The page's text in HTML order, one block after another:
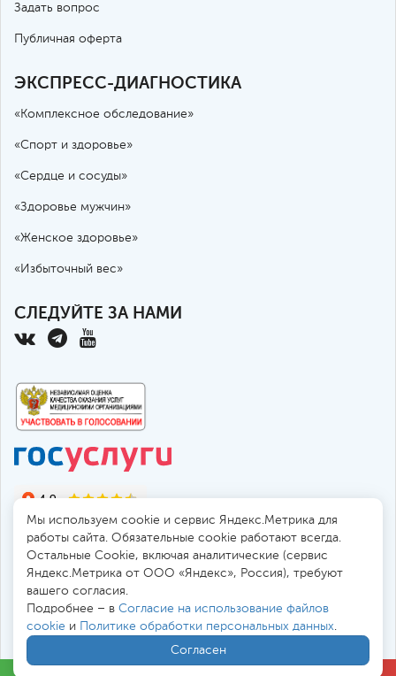
Задать вопрос
Публичная оферта
ЭКСПРЕСС-ДИАГНОСТИКА
«Комплексное обследование»
«Спорт и здоровье»
«Сердце и сосуды»
«Здоровье мужчин»
«Женское здоровье»
«Избыточный вес»
СЛЕДУЙТЕ ЗА НАМИ
194017, Россия, Санкт-Петербург, пр. Тореза 72
Безопасная работа черезSSL-соединение
Все ценыв . Мы принимаем к оплате:
Мы используем cookie и сервис Яндекс.Метрика для
работы сайта. Обязательные cookie работают всегда.
Остальные Сookie, включая аналитические (сервис
Яндекс.Метрика от ООО «Яндекс», Россия), требуют
вашего согласия.
Подробнее – в Согласие на использование файлов
cookie и Политике обработки персональных данных.
Согласен